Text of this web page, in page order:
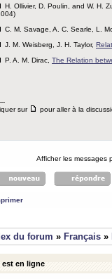
H. Ollivier, D. Poulin, and W. H.
C. M. Savage, A. C. Searle, L.
J. M. Weisberg, J. H. Taylor,
P. A. M. Dirac, The Relation
sur
pour aller à la
Afficher les messages
du forum » Français »
est en ligne